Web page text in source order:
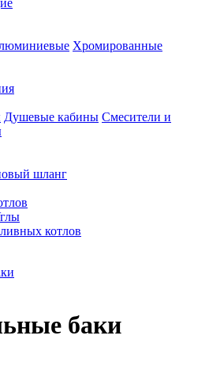
Хромированные
Душевые кабины Смесители и
шланг
котлов
баки